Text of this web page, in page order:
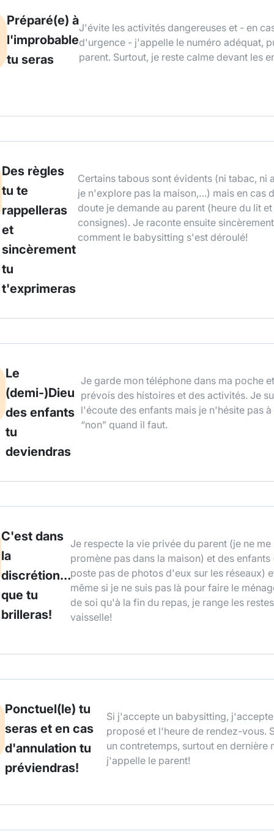
Préparé(e) à
l'improbable
tu seras
J'évite les activités dangereuses et - en
d'urgence - j'appelle le numéro adéquat,
parent. Surtout, je reste calme devant les
Des règles
tu te
rappelleras
et
sincèrement
tu
t'exprimeras
Certains tabous sont évidents (ni tabac, ni
je n'explore pas la maison,…) mais en cas
doute je demande au parent (heure du lit
consignes). Je raconte ensuite sincèrement
comment le babysitting s'est déroulé!
Le
(demi-)Dieu
des enfants
tu
deviendras
Je garde mon téléphone dans ma poche
prévois des histoires et des activités. Je
l'écoute des enfants mais je n'hésite pas
“non” quand il faut.
C'est dans
la
discrétion…
que tu
brilleras!
Je respecte la vie privée du parent (je ne me
promène pas dans la maison) et des enfants
poste pas de photos d'eux sur les réseaux)
même si je ne suis pas là pour faire le
de soi qu'à la fin du repas, je range les
vaisselle!
Ponctuel(le) tu
seras et en cas
d'annulation tu
préviendras!
Si j'accepte un babysitting,
proposé et l'heure de rendez-vous.
un contretemps, surtout en dernière
j'appelle le parent!